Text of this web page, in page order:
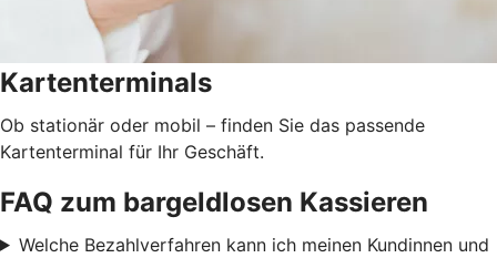
Kartenterminals
Ob stationär oder mobil – finden Sie das passende
Kartenterminal für Ihr Geschäft.
FAQ zum bargeldlosen Kassieren
Welche Bezahlverfahren kann ich meinen Kundinnen und